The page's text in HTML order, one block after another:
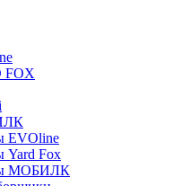
FOX
EVOline
Yard Fox
МОБИЛК